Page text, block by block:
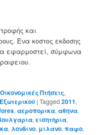
και
Ένα κοστος εκδοσης
εφαρμοστεί, σύμφωνα
Οικονομικές Πτήσεις,
|Tagged 2011,
,αεροπορικα,αθηνα,
,εισητηρια,
, λονδινο, μιλανο,παφο,